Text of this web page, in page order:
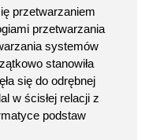
przetwarzaniem
przetwarzania
systemów
stanowiła
się do odrębnej
w ścisłej relacji z
podstaw